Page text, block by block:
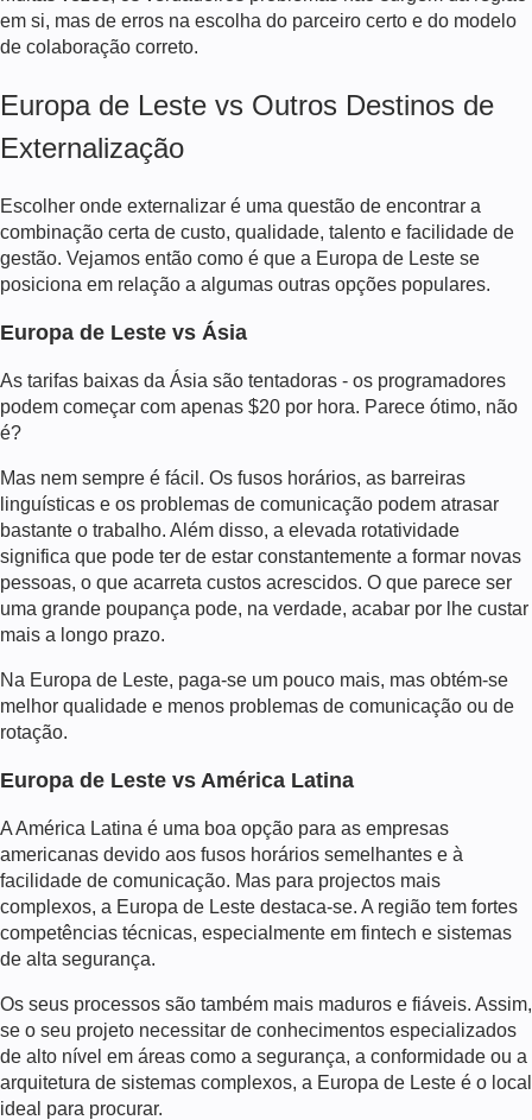
em si, mas de erros na escolha do parceiro certo e do modelo
de colaboração correto.
Europa de Leste vs Outros Destinos de
Externalização
Escolher onde externalizar é uma questão de encontrar a
combinação certa de custo, qualidade, talento e facilidade de
gestão. Vejamos então como é que a Europa de Leste se
posiciona em relação a algumas outras opções populares.
Europa de Leste vs Ásia
As tarifas baixas da Ásia são tentadoras - os programadores
podem começar com apenas $20 por hora. Parece ótimo, não
é?
Mas nem sempre é fácil. Os fusos horários, as barreiras
linguísticas e os problemas de comunicação podem atrasar
bastante o trabalho. Além disso, a elevada rotatividade
significa que pode ter de estar constantemente a formar novas
pessoas, o que acarreta custos acrescidos. O que parece ser
uma grande poupança pode, na verdade, acabar por lhe custar
mais a longo prazo.
Na Europa de Leste, paga-se um pouco mais, mas obtém-se
melhor qualidade e menos problemas de comunicação ou de
rotação.
Europa de Leste vs América Latina
A América Latina é uma boa opção para as empresas
americanas devido aos fusos horários semelhantes e à
facilidade de comunicação. Mas para projectos mais
complexos, a Europa de Leste destaca-se. A região tem fortes
competências técnicas, especialmente em fintech e sistemas
de alta segurança.
Os seus processos são também mais maduros e fiáveis. Assim,
se o seu projeto necessitar de conhecimentos especializados
de alto nível em áreas como a segurança, a conformidade ou a
arquitetura de sistemas complexos, a Europa de Leste é o local
ideal para procurar.